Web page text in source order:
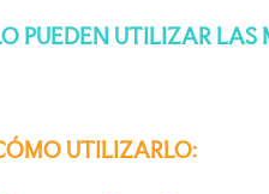
PUEDEN UTILIZAR LAS
UTILIZARLO: